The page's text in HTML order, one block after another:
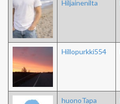
Hiljainenilta
Hillopurkki554
huonoTapa